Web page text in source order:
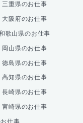
三重県のお仕事
大阪府のお仕事
歌山県のお仕事
岡山県のお仕事
徳島県のお仕事
高知県のお仕事
長崎県のお仕事
宮崎県のお仕事
仕事